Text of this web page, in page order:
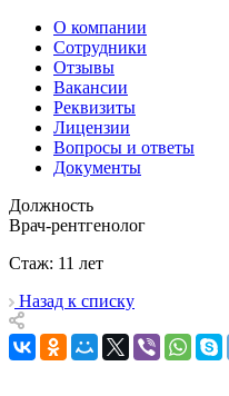
О компании
Сотрудники
Отзывы
Вакансии
Реквизиты
Лицензии
Вопросы и ответы
Документы
Должность
Врач-рентгенолог
Стаж: 11 лет
Назад к списку